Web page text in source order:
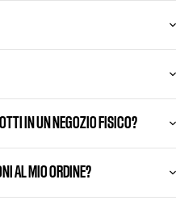
IN UN NEGOZIO FISICO?
AL MIO ORDINE?